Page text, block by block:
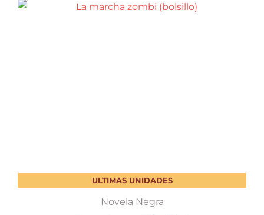
ULTIMAS UNIDADES
Novela Negra